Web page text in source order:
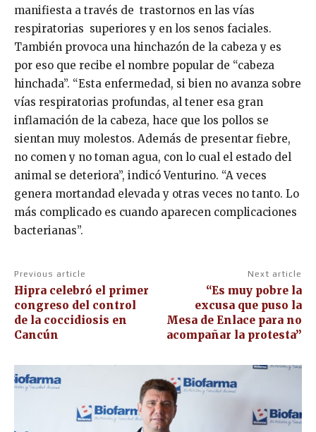
manifiesta a través de trastornos en las vías
respiratorias superiores y en los senos faciales.
También provoca una hinchazón de la cabeza y es
por eso que recibe el nombre popular de “cabeza
hinchada”. “Esta enfermedad, si bien no avanza sobre
vías respiratorias profundas, al tener esa gran
inflamación de la cabeza, hace que los pollos se
sientan muy molestos. Además de presentar fiebre,
no comen y no toman agua, con lo cual el estado del
animal se deteriora”, indicó Venturino. “A veces
genera mortandad elevada y otras veces no tanto. Lo
más complicado es cuando aparecen complicaciones
bacterianas”.
Previous article
Hipra celebró el primer
congreso del control
de la coccidiosis en
Cancún
Next article
“Es muy pobre la
excusa que puso la
Mesa de Enlace para no
acompañar la protesta”